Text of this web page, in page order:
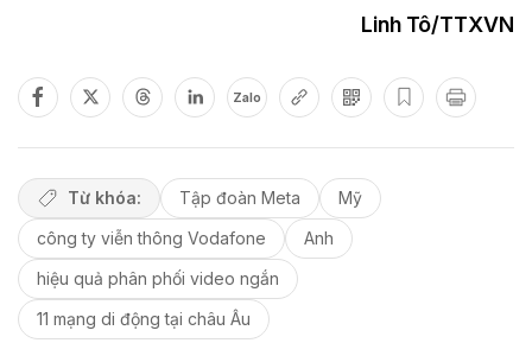
Linh Tô/TTXVN
Zalo
Từ khóa: Tập đoàn Meta
Mỹ
công ty viễn thông Vodafone
Anh
hiệu quả phân phối video ngắn
11 mạng di động tại châu Âu